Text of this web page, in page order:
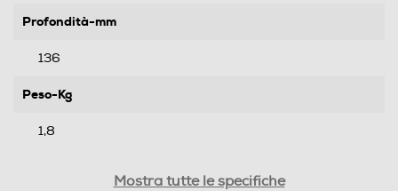
Profondità-mm
136
Peso-Kg
1,8
Mostra tutte le specifiche